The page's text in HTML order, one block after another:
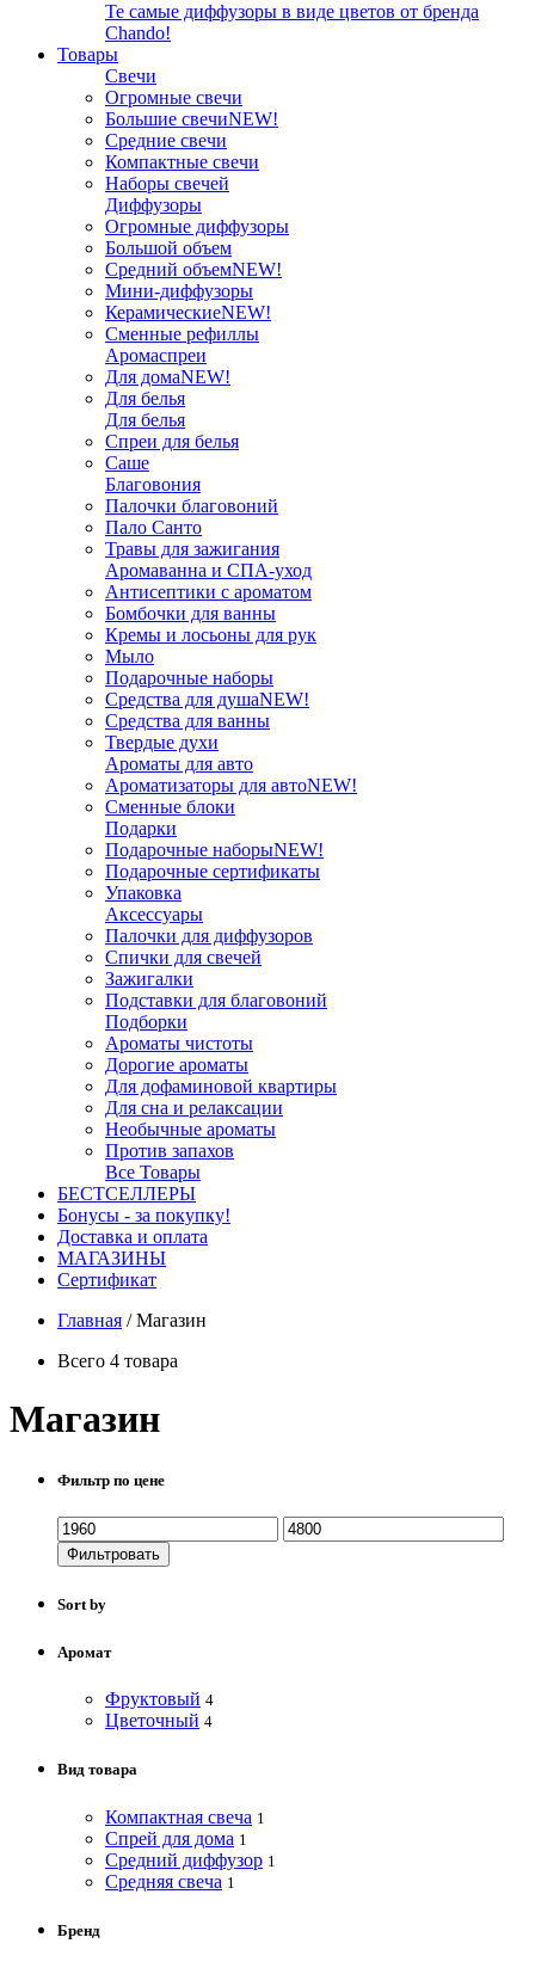
Те самые диффузоры в виде цветов от бренда
Chando!
Товары
Свечи
Огромные свечи
Большие свечиNEW!
Средние свечи
Компактные свечи
Наборы свечей
Диффузоры
Огромные диффузоры
Большой объем
Средний объемNEW!
Мини-диффузоры
КерамическиеNEW!
Сменные рефиллы
Аромаспреи
Для домаNEW!
Для белья
Для белья
Спреи для белья
Саше
Благовония
Палочки благовоний
Пало Санто
Травы для зажигания
Аромаванна и СПА-уход
Антисептики с ароматом
Бомбочки для ванны
Кремы и лосьоны для рук
Мыло
Подарочные наборы
Средства для душаNEW!
Средства для ванны
Твердые духи
Ароматы для авто
Ароматизаторы для автоNEW!
Сменные блоки
Подарки
Подарочные наборыNEW!
Подарочные сертификаты
Упаковка
Аксессуары
Палочки для диффузоров
Спички для свечей
Зажигалки
Подставки для благовоний
Подборки
Ароматы чистоты
Дорогие ароматы
Для дофаминовой квартиры
Для сна и релаксации
Необычные ароматы
Против запахов
Все Товары
БЕСТСЕЛЛЕРЫ
Бонусы - за покупку!
Доставка и оплата
МАГАЗИНЫ
Cертификат
Главная /Магазин
Всего 4 товара
Магазин
Фильтр по цене
Фильтровать
Sort by
Аромат
Фруктовый 4
Цветочный 4
Вид товара
Компактная свеча 1
Спрей для дома 1
Средний диффузор 1
Средняя свеча 1
Бренд